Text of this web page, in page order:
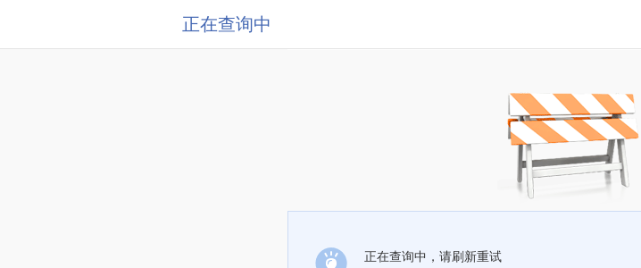
正在查询中
正在查询中，请刷新重试